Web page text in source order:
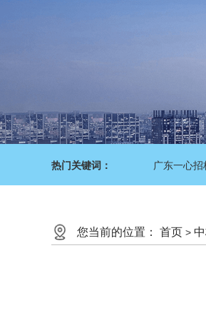
热门关键词： 广东一心招
您当前的位置： 首页 >